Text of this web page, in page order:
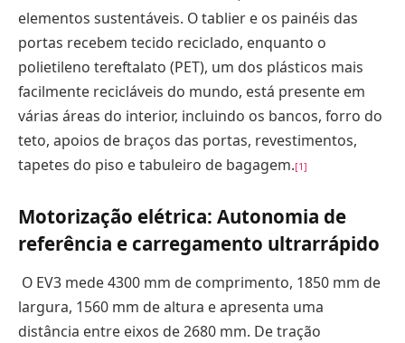
elementos sustentáveis. O tablier e os painéis das
portas recebem tecido reciclado, enquanto o
polietileno tereftalato (PET), um dos plásticos mais
facilmente recicláveis do mundo, está presente em
várias áreas do interior, incluindo os bancos, forro do
teto, apoios de braços das portas, revestimentos,
tapetes do piso e tabuleiro de bagagem.[1]
Motorização elétrica: Autonomia de
referência e carregamento ultrarrápido
O EV3 mede 4300 mm de comprimento, 1850 mm de
largura, 1560 mm de altura e apresenta uma
distância entre eixos de 2680 mm. De tração